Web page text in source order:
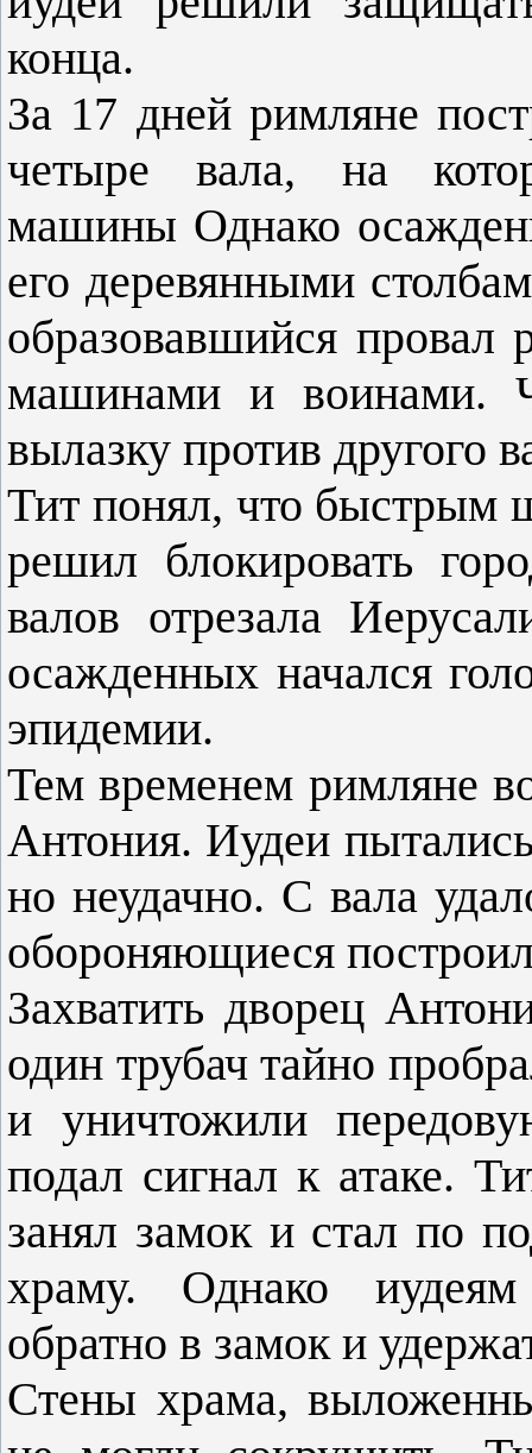
конца.
За 17 дней римляне
четыре вала, на
машины Однако
его деревянными
образовавшийся провал
машинами и воинами.
вылазку против другого
Тит понял, что быстрым
решил блокировать
валов отрезала
осажденных начался
эпидемии.
Тем временем римляне
Антония. Иудеи
но неудачно. С вала
обороняющиеся
Захватить дворец
один трубач тайно
и уничтожили
подал сигнал к атаке.
занял замок и стал по
храму. Однако
обратно в замок и
Стены храма,